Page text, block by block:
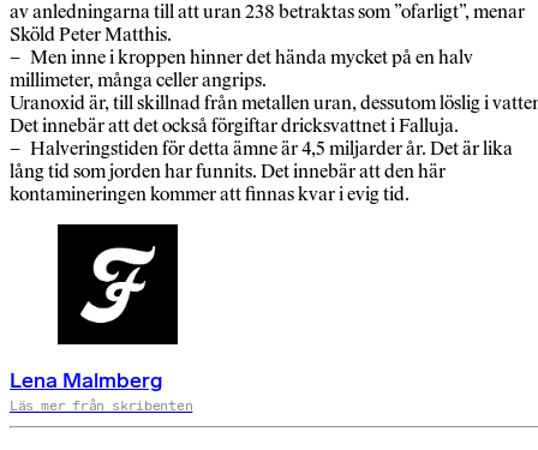
av anledningarna till att uran 238 betraktas som ”ofarligt”, menar
Sköld Peter Matthis.
– Men inne i kroppen hinner det hända mycket på en halv
millimeter, många celler angrips.
Uranoxid är, till skillnad från metallen uran, dessutom löslig i
Det innebär att det också förgiftar dricksvattnet i Falluja.
– Halveringstiden för detta ämne är 4,5 miljarder år. Det är lika
lång tid som jorden har funnits. Det innebär att den här
kontamineringen kommer att finnas kvar i evig tid.
Lena Malmberg
Läs mer från skribenten